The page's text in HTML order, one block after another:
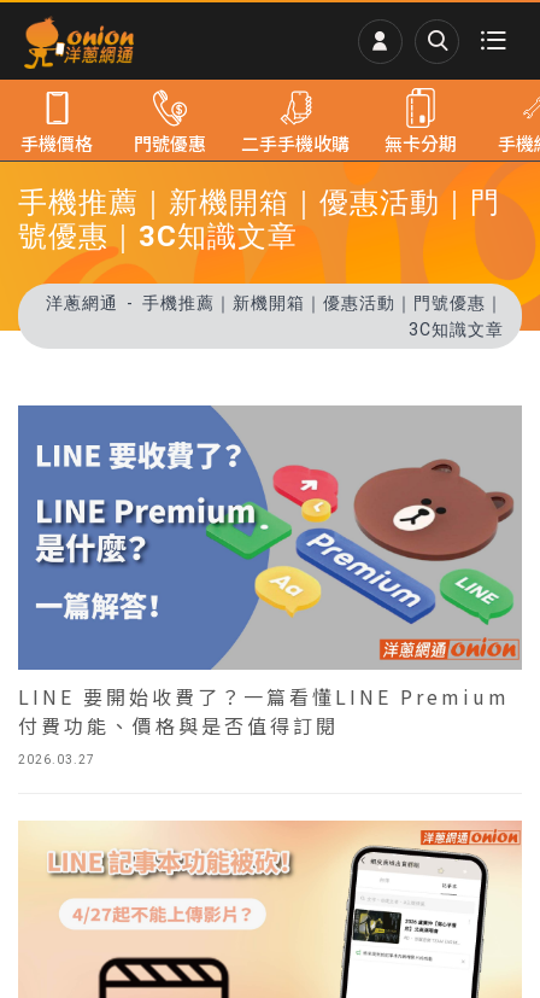
手機推薦｜新機開箱｜優惠活動｜門
號優惠｜3C知識文章
洋蔥網通
手機推薦｜新機開箱｜優惠活動｜門號優惠｜
3C知識文章
2026.03.27
LINE 要開始收費了？一篇看懂LINE Premium
付費功能、價格與是否值得訂閱
手機價格 門號優惠 二手手機收購 無卡分期 手機